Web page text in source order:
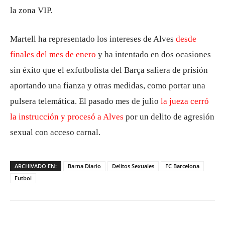
la zona VIP.
Martell ha representado los intereses de Alves desde
finales del mes de enero y ha intentado en dos ocasiones
sin éxito que el exfutbolista del Barça saliera de prisión
aportando una fianza y otras medidas, como portar una
pulsera telemática. El pasado mes de julio la jueza cerró
la instrucción y procesó a Alves por un delito de agresión
sexual con acceso carnal.
ARCHIVADO EN: Barna Diario Delitos Sexuales
FC Barcelona
Futbol